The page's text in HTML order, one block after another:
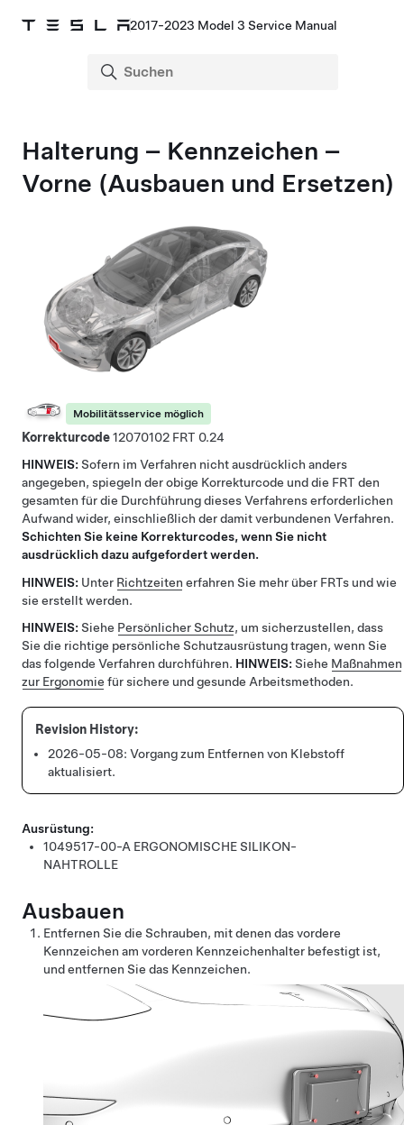
2017-2023 Model 3 Service Manual
Halterung – Kennzeichen –
Vorne (Ausbauen und Ersetzen)
Mobilitätsservice möglich
Korrekturcode12070102
0.24
HINWEIS: Sofern im Verfahren nicht ausdrücklich anders
angegeben, spiegeln der obige Korrekturcode und die FRT den
gesamten für die Durchführung dieses Verfahrens erforderlichen
Aufwand wider, einschließlich der damit verbundenen Verfahren.
Schichten Sie keine Korrekturcodes, wenn Sie nicht
ausdrücklich dazu aufgefordert werden.
HINWEIS: Unter Richtzeiten erfahren Sie mehr über FRTs und wie
sie erstellt werden.
HINWEIS: Siehe Persönlicher Schutz, um sicherzustellen, dass
Sie die richtige persönliche Schutzausrüstung tragen, wenn Sie
das folgende Verfahren durchführen. HINWEIS: Siehe Maßnahmen
zur Ergonomie für sichere und gesunde Arbeitsmethoden.
2026-05-08: Vorgang zum Entfernen von Klebstoff
aktualisiert.
Ausrüstung:
1049517-00-A ERGONOMISCHE SILIKON-
NAHTROLLE
Ausbauen
Entfernen Sie die Schrauben, mit denen das vordere
Kennzeichen am vorderen Kennzeichenhalter befestigt ist,
und entfernen Sie das Kennzeichen.